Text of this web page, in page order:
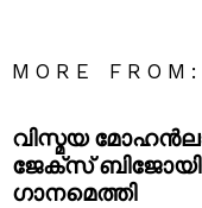
MORE
വിസ്മയ
ജേക്സ്
ഗാനമെത്തി